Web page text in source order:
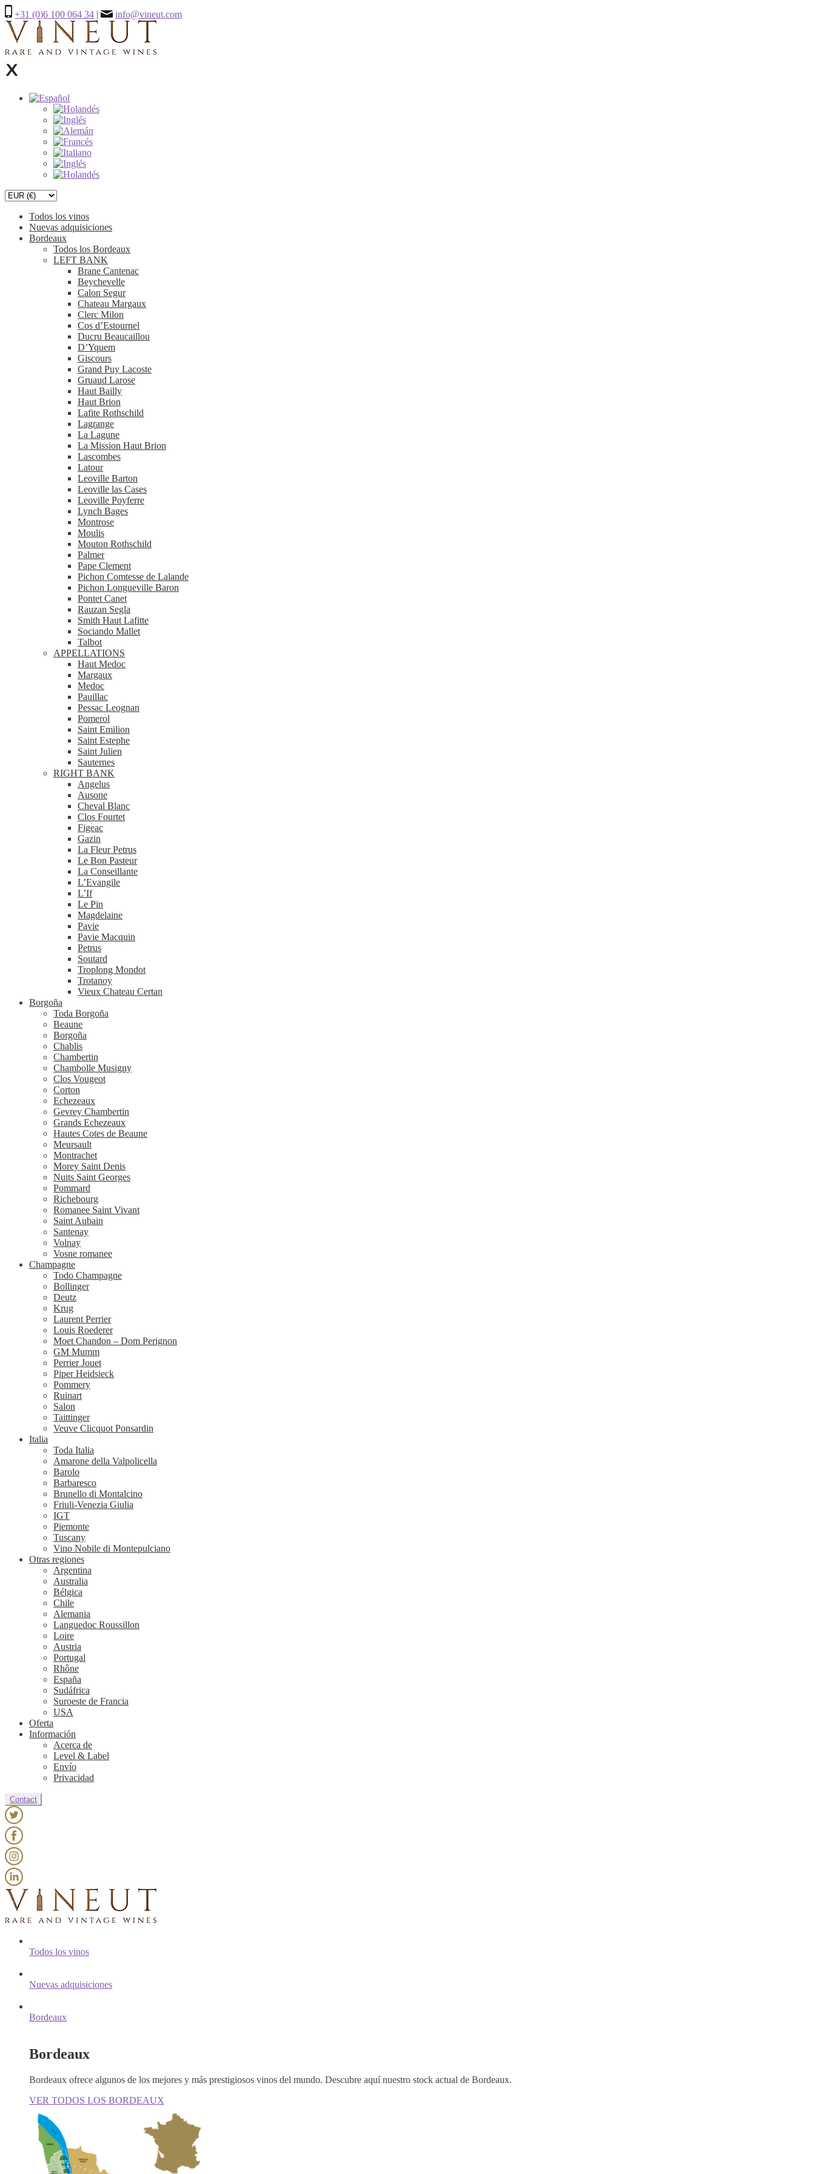
+31 (0)6 100 064 34 | info@vineut.com
Todos los vinos
Nuevas adquisiciones
Bordeaux
Todos los Bordeaux
LEFT BANK
Brane Cantenac
Beychevelle
Calon Segur
Chateau Margaux
Clerc Milon
Cos d’Estournel
Ducru Beaucaillou
D’Yquem
Giscours
Grand Puy Lacoste
Gruaud Larose
Haut Bailly
Haut Brion
Lafite Rothschild
Lagrange
La Lagune
La Mission Haut Brion
Lascombes
Latour
Leoville Barton
Leoville las Cases
Leoville Poyferre
Lynch Bages
Montrose
Moulis
Mouton Rothschild
Palmer
Pape Clement
Pichon Comtesse de Lalande
Pichon Longueville Baron
Pontet Canet
Rauzan Segla
Smith Haut Lafitte
Sociando Mallet
Talbot
APPELLATIONS
Haut Medoc
Margaux
Medoc
Pauillac
Pessac Leognan
Pomerol
Saint Emilion
Saint Estephe
Saint Julien
Sauternes
RIGHT BANK
Angelus
Ausone
Cheval Blanc
Clos Fourtet
Figeac
Gazin
La Fleur Petrus
Le Bon Pasteur
La Conseillante
L’Evangile
L’If
Le Pin
Magdelaine
Pavie
Pavie Macquin
Petrus
Soutard
Troplong Mondot
Trotanoy
Vieux Chateau Certan
Borgoña
Toda Borgoña
Beaune
Borgoña
Chablis
Chambertin
Chambolle Musigny
Clos Vougeot
Corton
Echezeaux
Gevrey Chambertin
Grands Echezeaux
Hautes Cotes de Beaune
Meursault
Montrachet
Morey Saint Denis
Nuits Saint Georges
Pommard
Richebourg
Romanee Saint Vivant
Saint Aubain
Santenay
Volnay
Vosne romanee
Champagne
Todo Champagne
Bollinger
Deutz
Krug
Laurent Perrier
Louis Roederer
Moet Chandon – Dom Perignon
GM Mumm
Perrier Jouet
Piper Heidsieck
Pommery
Ruinart
Salon
Taittinger
Veuve Clicquot Ponsardin
Italia
Toda Italia
Amarone della Valpolicella
Barolo
Barbaresco
Brunello di Montalcino
Friuli-Venezia Giulia
IGT
Piemonte
Tuscany
Vino Nobile di Montepulciano
Otras regiones
Argentina
Australia
Bélgica
Chile
Alemania
Languedoc Roussillon
Loire
Austria
Portugal
Rhône
España
Sudáfrica
Suroeste de Francia
USA
Oferta
Información
Acerca de
Level & Label
Envío
Privacidad
Contact
Todos los vinos
Nuevas adquisiciones
Bordeaux
Bordeaux
Bordeaux ofrece algunos de los mejores y más prestigiosos vinos del mundo. Descubre aquí nuestro stock actual de Bordeaux.
VER TODOS LOS BORDEAUX